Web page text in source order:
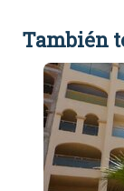
También